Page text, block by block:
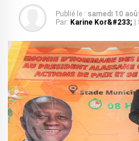
Publié le : samedi 10
Par: Karine Kor&#233;